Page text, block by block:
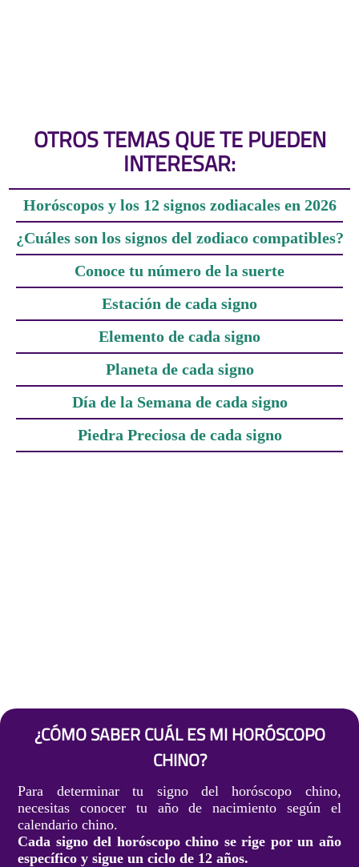
OTROS TEMAS QUE TE PUEDEN
INTERESAR:
Horóscopos y los 12 signos zodiacales en 2026
¿Cuáles son los signos del zodiaco compatibles?
Conoce tu número de la suerte
Estación de cada signo
Elemento de cada signo
Planeta de cada signo
Día de la Semana de cada signo
Piedra Preciosa de cada signo
¿CÓMO SABER CUÁL ES MI HORÓSCOPO
CHINO?
Para determinar tu signo del horóscopo chino,
necesitas conocer tu año de nacimiento según el
calendario chino.
Cada signo del horóscopo chino se rige por un año
específico y sigue un ciclo de 12 años.